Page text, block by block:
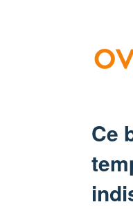
Ce